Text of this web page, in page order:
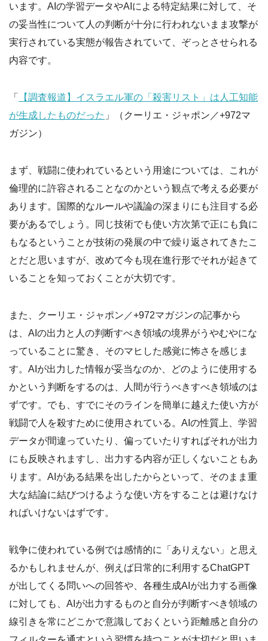
います。AIの学習データやAIによる特定結果に対して、そ
の妥当性について人の判断が十分に行われないまま攻撃が
実行されている実態が報告されていて、ぞっとさせられる
内容です。
「
【調査報道】イスラエル軍の「殺害リスト」は人工知能
が生成したものだった 」（クーリエ・ジャポン／+972マ
ガジン）
まず、戦闘に使われているという用途については、これが
倫理的に許容されることなのかという観点で考える必要が
あります。国際的なルールや議論の深まりにも注目する必
要があるでしょう。同じ技術でも使い方次第で正にも負に
もなるということが技術の発展の中で繰り返されてきたこ
とだと思いますが、改めて今も現在進行形でそれが起きて
いることを知っておくことが大切です。
また、クーリエ・ジャポン／+972マガジンの記事から
は、AIの出力と人の判断すべき領域の境界がうやむやにな
っていることに驚き、そのマヒした感覚に怖さを感じま
す。AIが出力した情報が妥当なのか、どのように使用する
かという判断をするのは、人間が行うべきすべき領域のは
ずです。でも、すでにそのラインを簡単に越えた使い方が
戦闘で人を殺すために使用されている。AIの性質上、学習
データが間違っていたり、偏っていたりすればそれが出力
にも反映されますし、出力する内容が正しくないこともあ
ります。AIがある結果を出したからといって、そのまま重
大な結論に結びつけるような使い方をすることは避けなけ
ればいけないはずです。
戦争に使われている例では感情的に「ありえない」と思え
るかもしれませんが、例えば日常的に利用するChatGPT
が出してくる問いへの回答や、各種生成AIが出力する画像
に対しても、AIが出力するものと自分が判断すべき領域の
線引きを常にどこかで意識しておくという距離感と自分の